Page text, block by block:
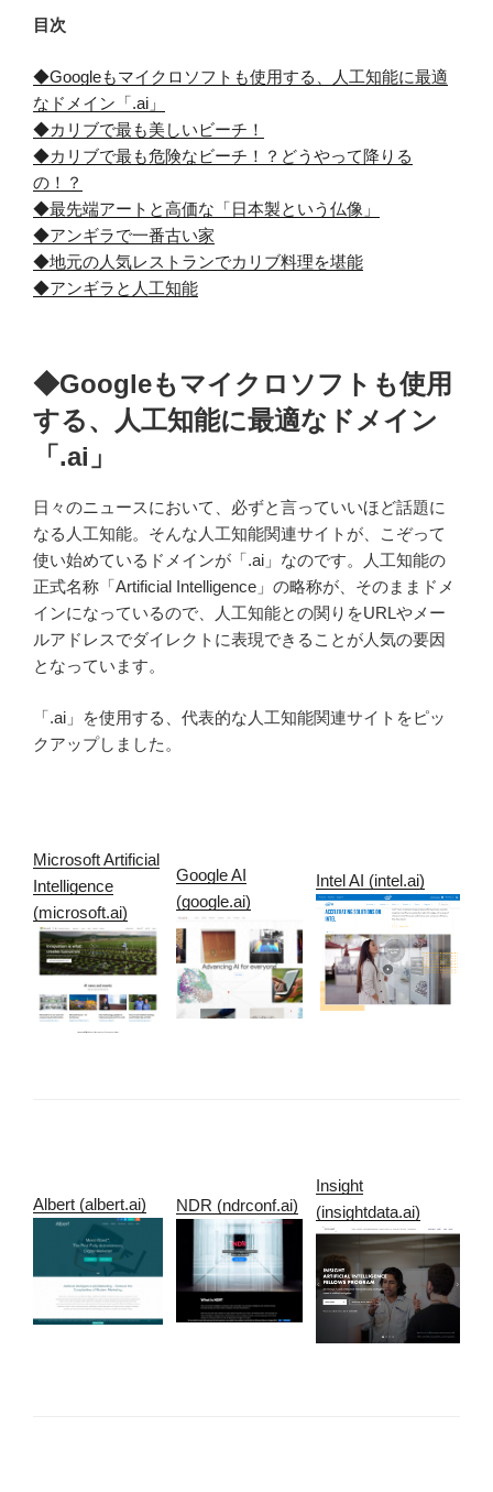
目次
◆Googleもマイクロソフトも使用する、人工知能に最適
なドメイン「.ai」
◆カリブで最も美しいビーチ！
◆カリブで最も危険なビーチ！？どうやって降りる
の！？
◆最先端アートと高価な「日本製という仏像」
◆アンギラで一番古い家
◆地元の人気レストランでカリブ料理を堪能
◆アンギラと人工知能
◆Googleもマイクロソフトも使用
する、人工知能に最適なドメイン
「.ai」
日々のニュースにおいて、必ずと言っていいほど話題に
なる人工知能。そんな人工知能関連サイトが、こぞって
使い始めているドメインが「.ai 」なのです。人工知能の
正式名称「Artificial Intelligence 」の略称が、そのままドメ
インになっているので、人工知能との関りをURLやメー
ルアドレスでダイレクトに表現できることが人気の要因
となっています。
「.ai」を使用する、代表的な人工知能関連サイトをピッ
クアップしました。
Microsoft Artificial
Intelligence
(microsoft.ai)
Google AI
(google.ai)
Intel AI (intel.ai)
Albert (albert.ai) NDR (ndrconf.ai)
Insight
(insightdata.ai)